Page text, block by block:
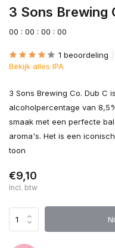
3 Sons Brewing
00 : 00 : 00 : 00
1 beoordeling
Bekijk alles IPA
3 Sons Brewing Co. Dub C
alcoholpercentage van
smaak met een perfecte
aroma's. Het is een
toon
€9,10
Incl. btw